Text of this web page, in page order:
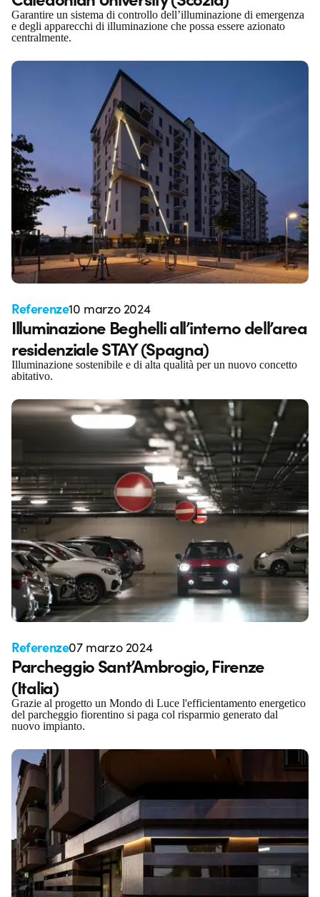
Garantire un sistema di controllo dell’illuminazione di emergenza
e degli apparecchi di illuminazione che possa essere azionato
centralmente.
Referenze10 marzo 2024
Illuminazione Beghelli all’interno dell’area
residenziale STAY (Spagna)
Illuminazione sostenibile e di alta qualità per un nuovo concetto
abitativo.
Referenze07 marzo 2024
Parcheggio Sant’Ambrogio, Firenze
(Italia)
Grazie al progetto un Mondo di Luce l'efficientamento energetico
del parcheggio fiorentino si paga col risparmio generato dal
nuovo impianto.